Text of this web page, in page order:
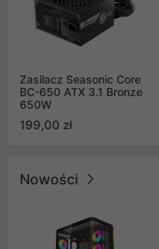
Zasilacz Seasonic Core
BC-650 ATX 3.1 Bronze
650W
199,00 zł
Nowości